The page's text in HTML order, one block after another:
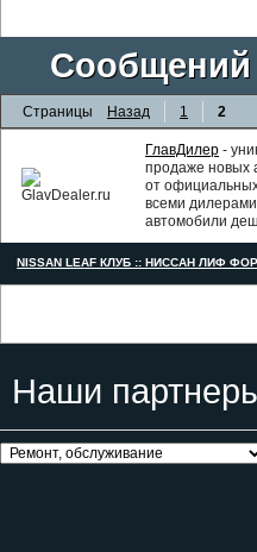
Сообщений
Страницы Назад 1 2
ГлавДилер -
продаже новых
от
всеми
автомобили
NISSAN LEAF КЛУБ :: НИССАН ЛИФ
Наши